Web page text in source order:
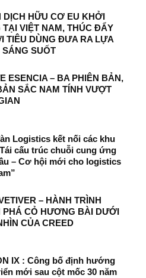
DỊCH HỮU CƠ EU KHỞI
TẠI VIỆT NAM, THÚC ĐẨY
TIÊU DÙNG ĐƯA RA LỰA
SÁNG SUỐT
ESENCIA – BA PHIÊN BẢN,
SẮC NAM TÍNH VƯỢT
Logistics kết nối các khu
cấu trúc chuỗi cung ứng
– Cơ hội mới cho logistics
– HÀNH TRÌNH
PHÁ CỎ HƯƠNG BÀI DƯỚI
CỦA CREED
IX : Công bố định hướng
mới sau cột mốc 30 năm